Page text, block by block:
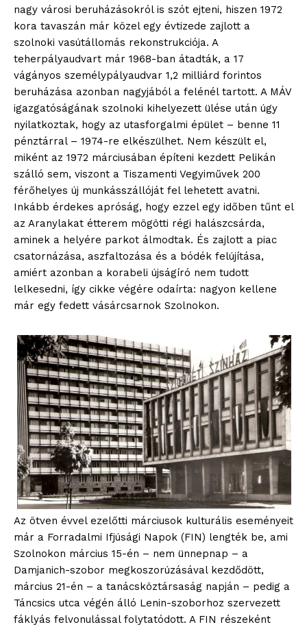
blogSZOLNOK
szubjektív élményportál
nagy városi beruházásokról is szót ejteni, hiszen 1972
kora tavaszán már közel egy évtizede zajlott a
szolnoki vasútállomás rekonstrukciója. A
teherpályaudvart már 1968-ban átadták, a 17
vágányos személypályaudvar 1,2 milliárd forintos
beruházása azonban nagyjából a felénél tartott. A MÁV
igazgatóságának szolnoki kihelyezett ülése után úgy
nyilatkoztak, hogy az utasforgalmi épület – benne 11
pénztárral – 1974-re elkészülhet. Nem készült el,
miként az 1972 márciusában építeni kezdett Pelikán
szálló sem, viszont a Tiszamenti Vegyiművek 200
férőhelyes új munkásszállóját fel lehetett avatni.
Inkább érdekes apróság, hogy ezzel egy időben tűnt el
az Aranylakat étterem mögötti régi halászcsárda,
aminek a helyére parkot álmodtak. És zajlott a piac
csatornázása, aszfaltozása és a bódék felújítása,
amiért azonban a korabeli újságíró nem tudott
lelkesedni, így cikke végére odaírta: nagyon kellene
már egy fedett vásárcsarnok Szolnokon.
Az ötven évvel ezelőtti márciusok kulturális eseményeit
már a Forradalmi Ifjúsági Napok (FIN) lengték be, ami
Szolnokon március 15-én – nem ünnepnap – a
Damjanich-szobor megkoszorúzásával kezdődött,
március 21-én – a tanácsköztársaság napján – pedig a
Táncsics utca végén álló Lenin-szoborhoz szervezett
fáklyás felvonulással folytatódott. A FIN részeként